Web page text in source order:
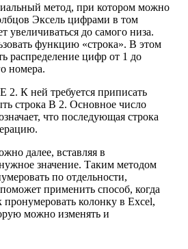
метод, при котором можно
Эксель цифрами в том
увеличиваться до самого низа.
функцию «строка». В этом
распределение цифр от 1 до
номера.
К ней требуется приписать
строка В 2. Основное число
что последующая строка
далее, вставляя в
значение. Таким методом
по отдельности,
применить способ, когда
пронумеровать колонку в Excel,
можно изменять и